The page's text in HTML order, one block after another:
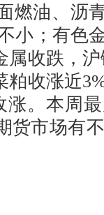
燃油、沥
小；有色
收跌，
收涨近
涨。本周
货市场有